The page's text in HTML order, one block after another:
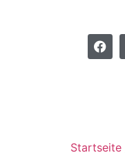
Startseite